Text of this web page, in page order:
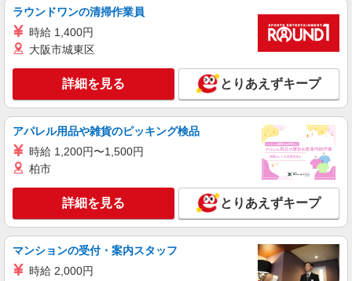
キープ 詳細を見る
派遣社員
株式会社kotrio /●KY-H-2013358
越前花堂駅★グループホームで夜勤専従★日払
いOK★履歴書不要
時給1550円〜2187円 ＜日払い有/週払い有/交
通費全支給(ガソリン代含む)＞
福井市内 最寄り駅：越前花堂
詳細を見る
派遣社員
株式会社kotrio /●KY-H-1817440
夕方までのデイサービス☆車の運転できる方優
ラウンドワンの清掃作業員
時給 1,400円
大阪市城東区
詳細を見る とりあえずキープ
アパレル用品や雑貨のピッキング検品
時給 1,200円〜1,500円
柏市
詳細を見る とりあえずキープ
マンションの受付・案内スタッフ
時給 2,000円